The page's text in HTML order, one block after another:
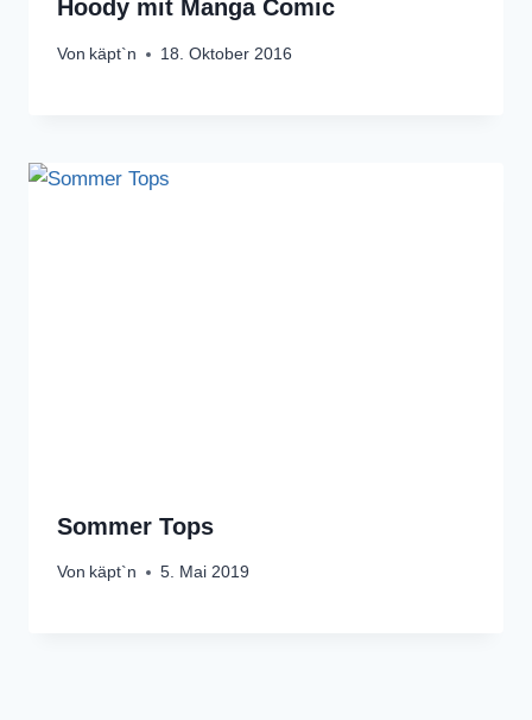
Hoody mit Manga Comic
Von käpt`n 18. Oktober 2016
Sommer Tops
Von käpt`n 5. Mai 2019